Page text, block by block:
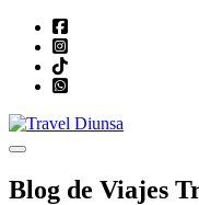
Toggle navigation
Blog de Viajes